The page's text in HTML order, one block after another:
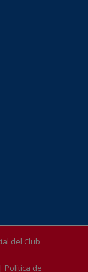
del Club
| Política de